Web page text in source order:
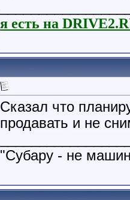
я есть на
Сказал что
продавать и не
"Субару - не